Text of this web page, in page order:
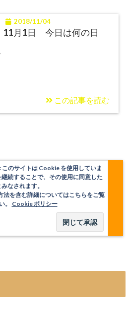
2018/11/04
11月1日 今日は何の日
この記事を読む
のサイトは Cookie を使用していま
続することで、その使用に同意した
みなされます。
を含む詳細についてはこちらをご覧
。 Cookie ポリシー